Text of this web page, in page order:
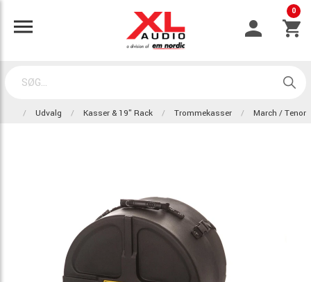
0
Udvalg Kasser & 19" Rack Trommekasser March / Tenor